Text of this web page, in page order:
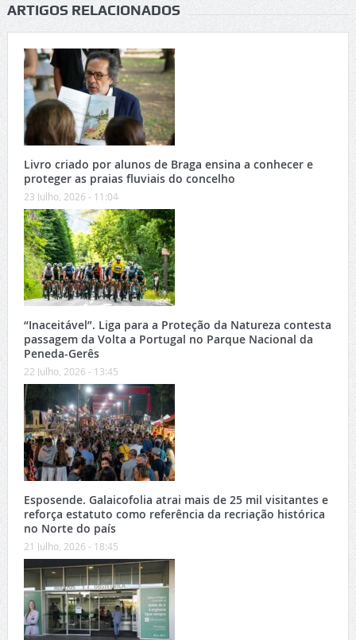
ARTIGOS RELACIONADOS
Livro criado por alunos de Braga ensina a conhecer e
proteger as praias fluviais do concelho
23 Julho, 2026 - 11:04
“Inaceitável”. Liga para a Proteção da Natureza contesta
passagem da Volta a Portugal no Parque Nacional da
Peneda-Gerês
22 Julho, 2026 - 13:45
Esposende. Galaicofolia atrai mais de 25 mil visitantes e
reforça estatuto como referência da recriação histórica
no Norte do país
21 Julho, 2026 - 18:45